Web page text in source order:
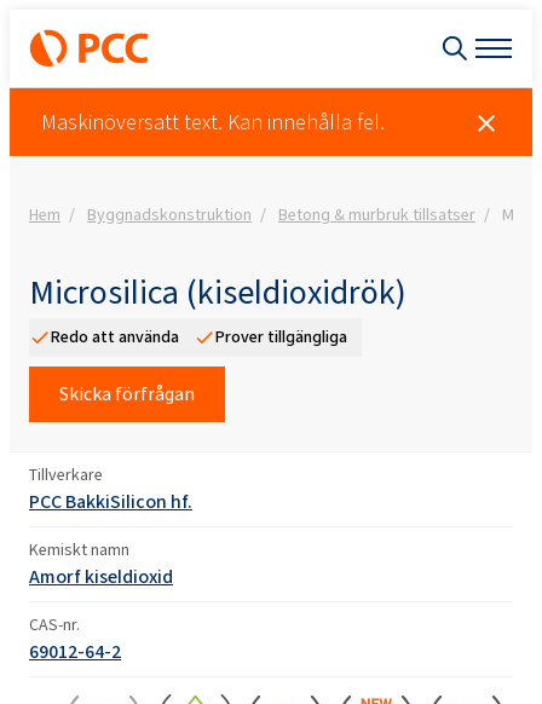
Maskinöversatt text. Kan innehålla fel.
Hem Byggnadskonstruktion Betong & murbruk tillsatser
Microsilica (kiseldioxidrök)
Redo att använda Prover tillgängliga
Skicka förfrågan
Tillverkare
PCC BakkiSilicon hf.
Kemiskt namn
Amorf kiseldioxid
CAS-nr.
69012-64-2